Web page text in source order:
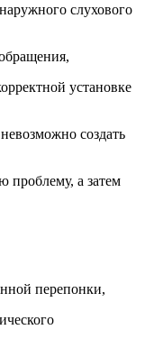
слухового
установке
создать
проблему, а затем
перепонки,